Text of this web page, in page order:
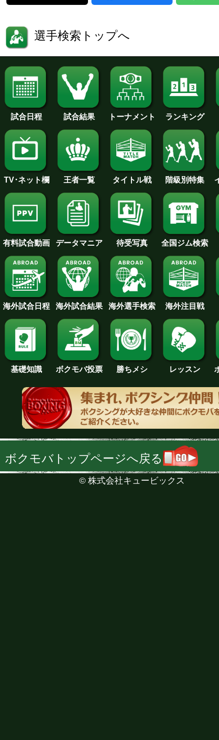
選手検索トップへ
試合日程 試合結果 トーナメント ランキング
TV･ネット欄 王者一覧 タイトル戦 階級別特集
有料試合動画 データマニア 待受写真 全国ジム検索
海外試合日程 海外試合結果 海外選手検索 海外注目戦
基礎知識 ボクモバ投票 勝ちメシ レッスン
ボクモバトップページへ戻る
© 株式会社キュービックス